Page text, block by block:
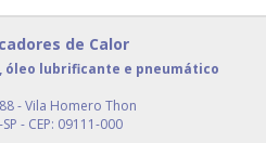
de Calor
óleo lubrificante e pneumático
- Vila Homero Thon
- CEP: 09111-000